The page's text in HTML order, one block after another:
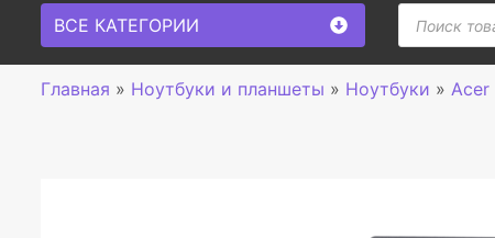
ВСЕ КАТЕГОРИИ
Поиск
товаров
Главная » Ноутбуки и планшеты » Ноутбуки » Acer